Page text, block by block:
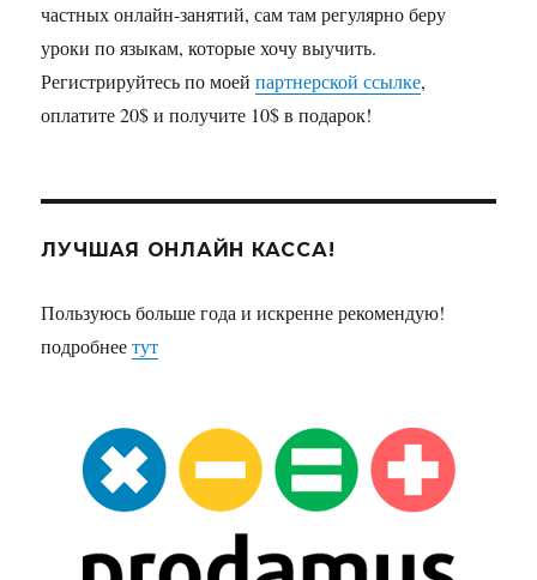
частных онлайн-занятий, сам там регулярно беру
уроки по языкам, которые хочу выучить.
Регистрируйтесь по моейпартнерской ссылке,
оплатите 20$ и получите 10$ в подарок!
ЛУЧШАЯ ОНЛАЙН КАССА!
Пользуюсь больше года и искренне рекомендую!
подробнеетут